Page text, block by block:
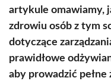
artykule omawiamy,
zdrowiu osób z tym
dotyczące
prawidłowe
aby prowadzić